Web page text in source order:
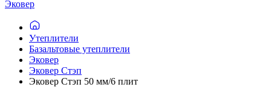
Эковер
Утеплители
Базальтовые утеплители
Эковер
Эковер Стэп
Эковер Стэп 50 мм/6 плит